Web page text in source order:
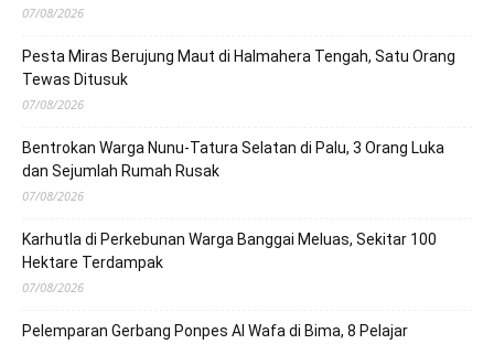
07/08/2026
Pesta Miras Berujung Maut di Halmahera Tengah, Satu Orang
Tewas Ditusuk
07/08/2026
Bentrokan Warga Nunu-Tatura Selatan di Palu, 3 Orang Luka
dan Sejumlah Rumah Rusak
07/08/2026
Karhutla di Perkebunan Warga Banggai Meluas, Sekitar 100
Hektare Terdampak
07/08/2026
Pelemparan Gerbang Ponpes Al Wafa di Bima, 8 Pelajar